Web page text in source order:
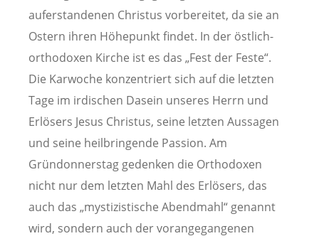
auferstandenen Christus vorbereitet, da sie an
Ostern ihren Höhepunkt findet. In der östlich-
orthodoxen Kirche ist es das „Fest der Feste“.
Die Karwoche konzentriert sich auf die letzten
Tage im irdischen Dasein unseres Herrn und
Erlösers Jesus Christus, seine letzten Aussagen
und seine heilbringende Passion. Am
Gründonnerstag gedenken die Orthodoxen
nicht nur dem letzten Mahl des Erlösers, das
auch das „mystizistische Abendmahl“ genannt
wird, sondern auch der vorangegangenen